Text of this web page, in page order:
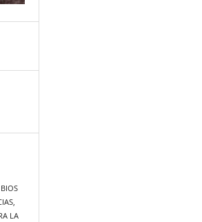
LA